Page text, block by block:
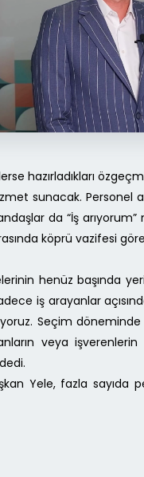
hazırladıkları
sunacak. Personel
da “İş
köprü vazifesi
henüz başında
iş arayanlar
Seçim
veya
Yele, fazla sayıda